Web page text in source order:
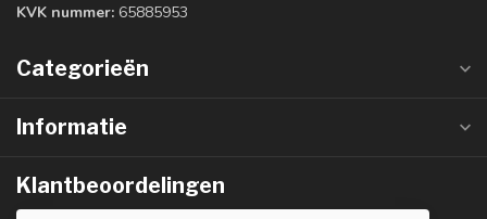
KVK nummer: 65885953
Categorieën
Informatie
Klantbeoordelingen